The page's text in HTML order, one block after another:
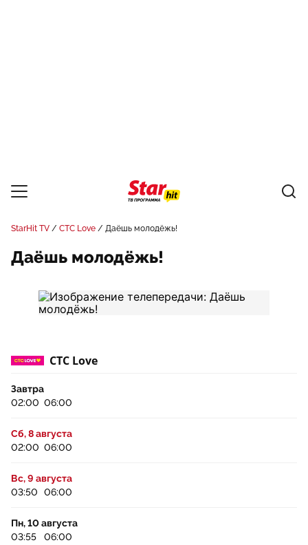
StarHit TV СТС Love Даёшь молодёжь!
Даёшь молодёжь!
СТС Love
Завтра
02:00 06:00
Сб, 8 августа
02:00 06:00
Вс, 9 августа
03:50
06:00
Пн, 10 августа
03:55
06:00